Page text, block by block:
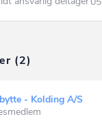
(2)
- Kolding A/S